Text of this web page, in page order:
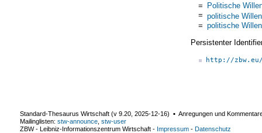
= Politische
= politische
= politische
Persistenter
http://
Standard-Thesaurus Wirtschaft (v 9.20 2025-12-16) ▪ Anregungen und
Mailinglisten: stw-announce stw-user
ZBW - Leibniz-Informationszentrum Wirtschaft - Impressum - Datenschutz